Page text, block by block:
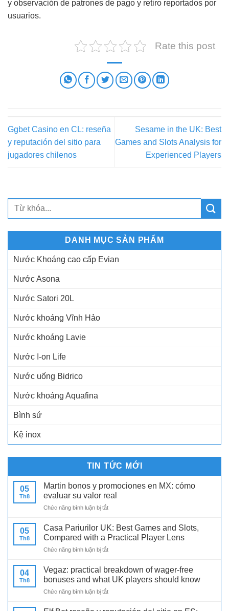
DANH MỤC SẢN PHẨM
Nước Khoáng cao cấp Evian
Nước Asona
Nước Satori 20L
Nước khoáng Vĩnh Hảo
Nước khoáng Lavie
Nước I-on Life
Nước uống Bidrico
Nước khoáng Aquafina
Bình sứ
Kệ inox
TIN TỨC MỚI
05
Th8
Martin bonos y promociones en MX: cómo
evaluar su valor real
Chức năng bình luận bị tắtở
bonos
y
promociones
en
cómo
evaluar
valor
05
Th8
Casa Pariurilor UK: Best Games and Slots,
Compared with a Practical Player Lens
Chức năng bình luận bị tắtở
Pariurilor
UK:
Best
Games
04
Th8
Vegaz: practical breakdown of wager-free
bonuses and what UK players should know
Chức năng bình luận bị tắtở
practical
y observación de patrones de pago y retiro reportados por
usuarios.
Rate this post
Ggbet Casino en CL: reseña
y reputación del sitio para
jugadores chilenos
Sesame in the UK: Best
Games and Slots Analysis for
Experienced Players